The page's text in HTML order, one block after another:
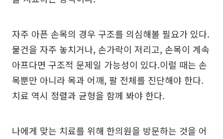
자주 아픈 손목의 경우 구조를 의심해볼 필요가 있다.
물건을 자주 놓치거나, 손가락이 저리고, 손목이 계속
아프다면 구조적 문제일 가능성이 있다.이럴 때는 손
목뿐만 아니라 목과 어깨, 팔 전체를 진단해야 한다.
치료 역시 정렬과 균형을 함께 봐야 한다.
나에게 맞는 치료를 위해 한의원을 방문하는 것을 어